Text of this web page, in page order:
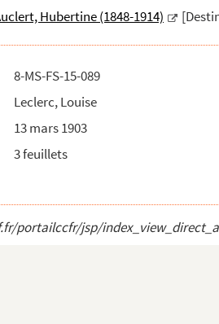
Hubertine (1848-1914)
8-MS-FS-15-089
Leclerc, Louise
13 mars 1903
3 feuillets
portailccfr/jsp/